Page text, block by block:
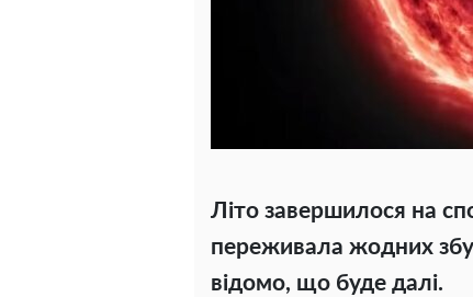
Літо завершилося на
переживала жодних
відомо, що буде далі.